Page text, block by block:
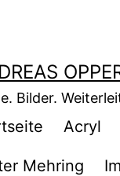
Bilder.
Acryl
Mehring